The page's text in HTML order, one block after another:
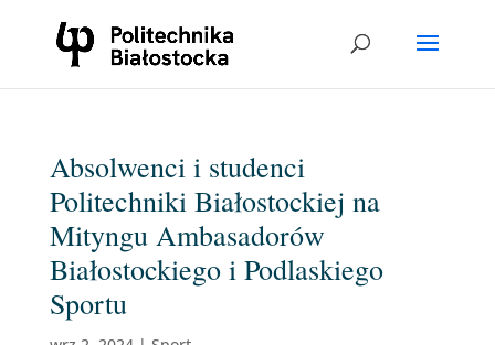
Absolwenci i studenci
Politechniki Białostockiej na
Mityngu Ambasadorów
Białostockiego i Podlaskiego
Sportu